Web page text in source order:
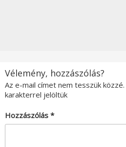
Vélemény, hozzászólás?
Az e-mail címet nem tesszük közzé.
karakterrel jelöltük
Hozzászólás *